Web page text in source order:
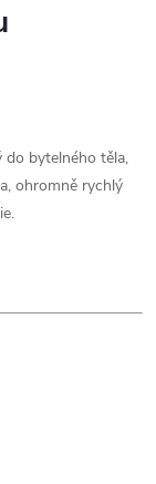
do bytelného těla,
ohromně rychlý